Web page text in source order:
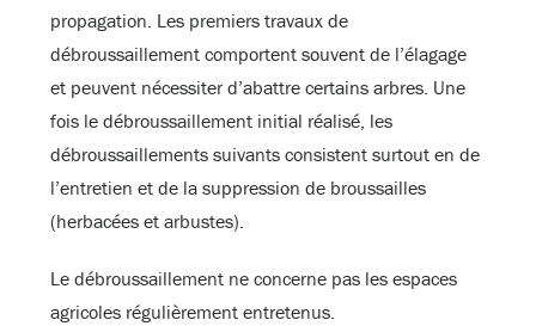
propagation. Les premiers travaux de
débroussaillement comportent souvent de l’élagage
et peuvent nécessiter d’abattre certains arbres. Une
fois le débroussaillement initial réalisé, les
débroussaillements suivants consistent surtout en de
l’entretien et de la suppression de broussailles
(herbacées et arbustes).
Le débroussaillement ne concerne pas les espaces
agricoles régulièrement entretenus.